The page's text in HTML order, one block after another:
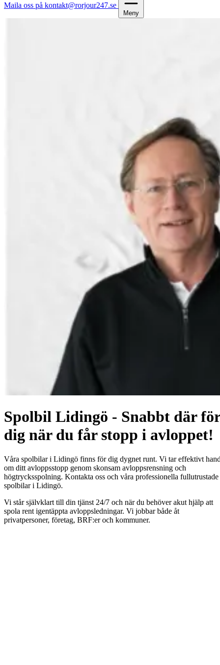
Maila oss på kontakt@rorjour247.se
Meny
Spolbil Lidingö - Snabbt där för
dig när du får stopp i avloppet!
Våra spolbilar i Lidingö finns för dig dygnet runt. Vi tar effektivt
om ditt avloppsstopp genom skonsam avloppsrensning och
högtrycksspolning. Kontakta oss och våra professionella fullutrustade
spolbilar i Lidingö.
Vi står självklart till din tjänst 24/7 och när du behöver akut hjälp att
spola rent igentäppta avloppsledningar. Vi jobbar både åt
privatpersoner, företag, BRF:er och kommuner.